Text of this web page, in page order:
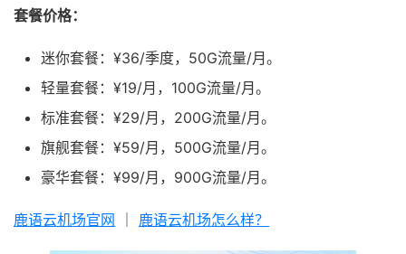
套餐价格：
迷你套餐：¥36/季度，50G流量/月。
轻量套餐：¥19/月，100G流量/月。
标准套餐：¥29/月，200G流量/月。
旗舰套餐：¥59/月，500G流量/月。
豪华套餐：¥99/月，900G流量/月。
鹿语云机场官网 鹿语云机场怎么样？